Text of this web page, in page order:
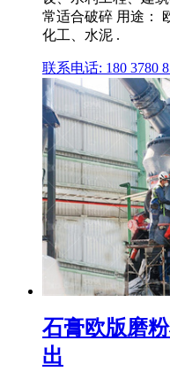
常适合破碎 用途：
化工、水泥 .
联系电话: 180 3780
石膏欧版磨
出